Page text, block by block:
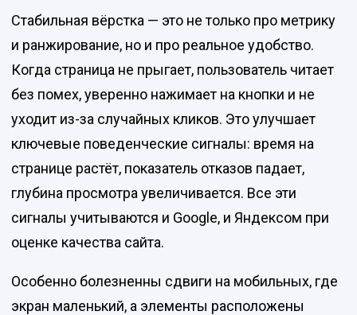
Стабильная вёрстка — это не только про метрику
и ранжирование, но и про реальное удобство.
Когда страница не прыгает, пользователь читает
без помех, уверенно нажимает на кнопки и не
уходит из-за случайных кликов. Это улучшает
ключевые поведенческие сигналы: время на
странице растёт, показатель отказов падает,
глубина просмотра увеличивается. Все эти
сигналы учитываются и Google, и Яндексом при
оценке качества сайта.
Особенно болезненны сдвиги на мобильных, где
экран маленький, а элементы расположены